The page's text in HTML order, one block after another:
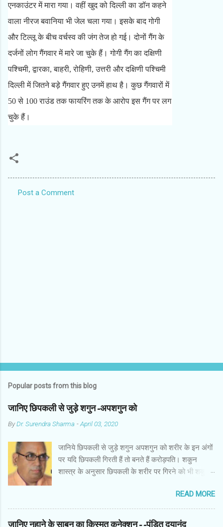
एनकाउंटर में मारा गया। वहीं खुद को दिल्ली का डॉन कहने
वाला नीरज बवानिया भी जेल चला गया। इसके बाद गोगी
और टिल्लू के बीच वर्चस्व की जंग तेज हो गई। दोनों गैंग के
दर्जनों लोग गैंगवार में मारे जा चुके हैं। गोगी गैंग का दक्षिणी
पश्चिमी, द्वारका, बाहरी, रोहिणी, उत्तरी और दक्षिणी पश्चिमी
दिल्ली में जितने बड़े गैंगवार हुए उनमें हाथ है। कुछ गैंगवारों में
50 से 100 राउंड तक फायरिंग तक के आरोप इस गैंग पर लग
चुके हैं।
Post a Comment
Popular posts from this blog
जानिए छिपकली से जुड़े शगुन-अपशगुन को
ByDr. Surendra Sharma -April 03, 2020
जानिये छिपकली से जुड़े शगुन अपशगुन को शरीर के इन अंगों
पर यदि छिपकली गिरती हैं तो बनते हैं करोड़पति। शकुन
शास्त्र के अनुसार छिपकली के शरीर पर गिरने को भी शकुन/
पाई जाती है, एक जंगली और एक घरेलू। छिपकली की जंगली
नस्ल को गिरगिट कहा जाता है जबकि घरों में पाई जाने वाली
छिपकली घरेलू छिपकली कही जाती है। शकुन शास्त्र के
READ MORE
जानिए नहाने के साबुन का किस्मत कनेक्शन--पंडित दयानंद